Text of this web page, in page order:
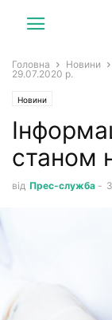
Головна Новини
29.07.2020 р.
Новини
станом
від Прес-служба -